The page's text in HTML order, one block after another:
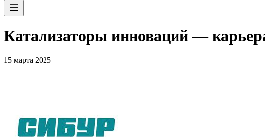
Катализаторы инноваций —
15 марта 2025